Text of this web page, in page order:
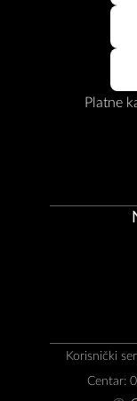
Platne
Korisnički
Centar: